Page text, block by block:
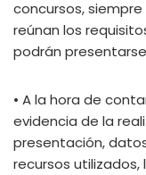
concursos,
reúnan los
podrán
• A la hora de
evidencia de la
presentación,
recursos